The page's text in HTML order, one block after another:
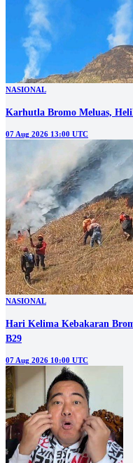
NASIONAL
Karhutla Bromo Meluas,
07 Aug 2026 13:00 UTC
NASIONAL
Hari Kelima Kebakaran
B29
07 Aug 2026 10:00 UTC